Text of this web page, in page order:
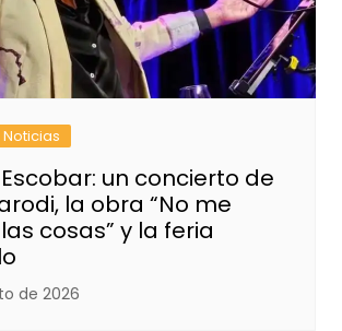
Noticias
un concierto de
la obra “No me
cosas” y la feria
de 2026